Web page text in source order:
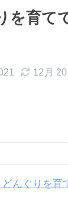
を育て
12月
どんぐりを育